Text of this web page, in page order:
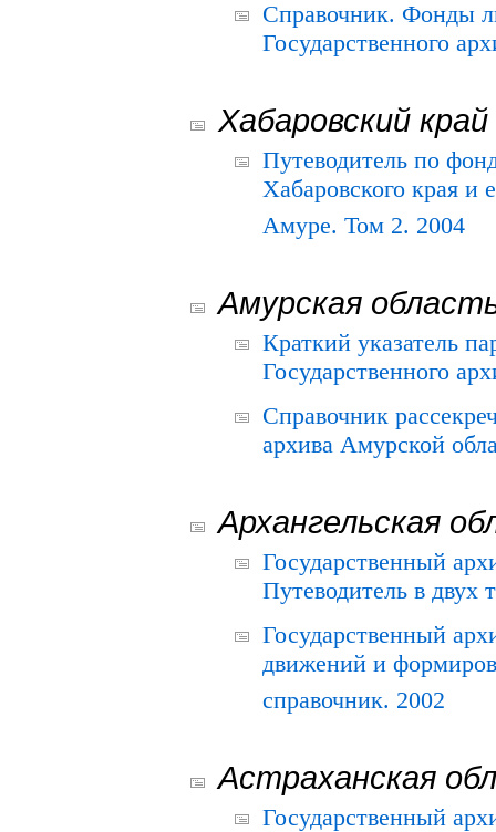
Справочник. Фонды
Государственного
Хабаровский край
Путеводитель по
Хабаровского края и
Амуре. Том 2. 2004
Амурская
Краткий указатель
Государственного
Справочник
архива Амурской
Архангельская
Государственный
Путеводитель в двух
Государственный
движений и
справочник. 2002
Астраханская
Государственный